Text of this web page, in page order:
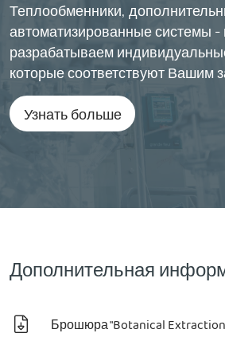
Теплообменники,
автоматизированные системы
разрабатываем
которые соответствуют Вашим
Узнать больше
Дополнительная
Брошюра "Botanical